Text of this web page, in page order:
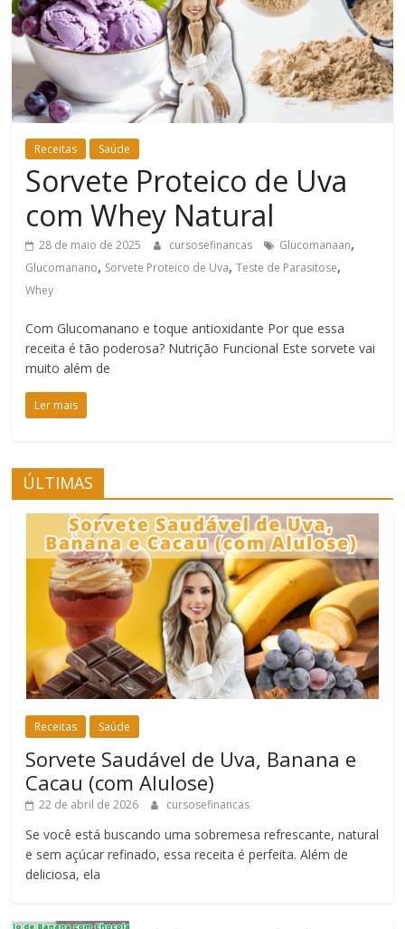
Estar
Receitas Saúde
Sorvete Proteico de Uva
com Whey Natural
28 de maio de 2025 cursosefinancas Glucomanaan,
Glucomanano, Sorvete Proteico de Uva,Teste de Parasitose,
Whey
Com Glucomanano e toque antioxidante Por que essa
receita é tão poderosa? Nutrição Funcional Este sorvete vai
muito além de
Ler mais
ÚLTIMAS
Receitas Saúde
Sorvete Saudável de Uva, Banana e
Cacau (com Alulose)
22 de abril de 2026 cursosefinancas
Se você está buscando uma sobremesa refrescante, natural
e sem açúcar refinado, essa receita é perfeita. Além de
deliciosa, ela